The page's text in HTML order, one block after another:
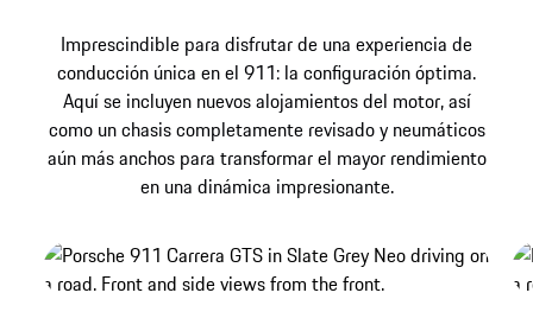
Imprescindible para disfrutar de una experiencia de
conducción única en el 911: la configuración óptima.
Aquí se incluyen nuevos alojamientos del motor, así
como un chasis completamente revisado y neumáticos
aún más anchos para transformar el mayor rendimiento
en una dinámica impresionante.